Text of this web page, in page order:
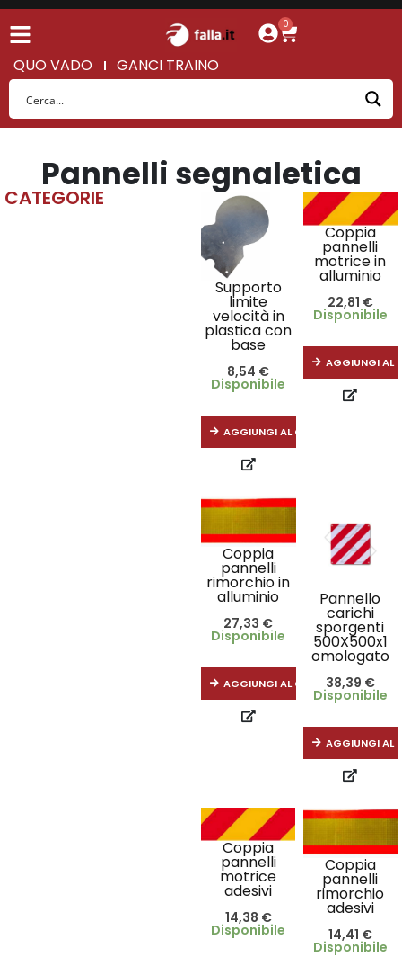
0
QUO VADO GANCI TRAINO
Pannelli segnaletica
CATEGORIE
Supporto
limite
velocità in
plastica con
base
8,54 €
Disponibile
AGGIUNGI AL CARRELLO
Coppia
pannelli
motrice in
alluminio
22,81 €
Disponibile
AGGIUNGI AL
Coppia
pannelli
rimorchio in
alluminio
27,33 €
Disponibile
AGGIUNGI AL CARRELLO
Pannello
carichi
sporgenti
500X500x1
omologato
38,39 €
Disponibile
AGGIUNGI AL
Coppia
pannelli
motrice
adesivi
14,38 €
Disponibile
Coppia
pannelli
rimorchio
adesivi
14,41 €
Disponibile